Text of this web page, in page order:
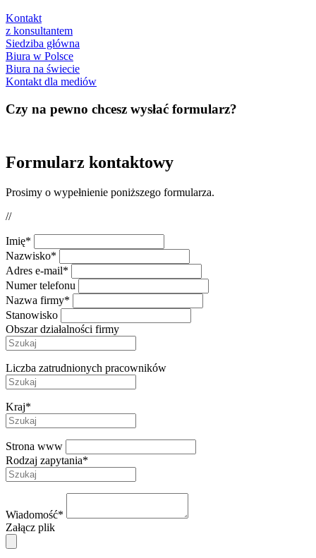
Kontakt
z konsultantem
Siedziba główna
Biura w Polsce
Biura na świecie
Kontakt dla mediów
Czy na pewno chcesz wysłać formularz?
Formularz kontaktowy
Prosimy o wypełnienie poniższego formularza.
//
Imię*
Nazwisko*
Adres e-mail*
Numer telefonu
Nazwa firmy*
Stanowisko
Obszar działalności firmy
Liczba zatrudnionych pracowników
Kraj*
Strona www
Rodzaj zapytania*
Wiadomość*
Załącz plik